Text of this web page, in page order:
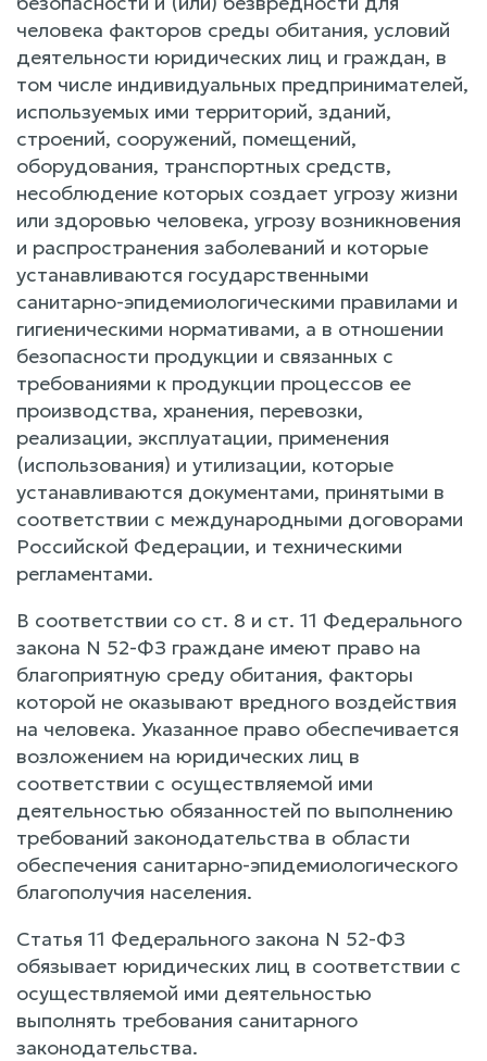
человека факторов среды обитания, условий
деятельности юридических лиц и граждан, в
том числе индивидуальных предпринимателей,
используемых ими территорий, зданий,
строений, сооружений, помещений,
оборудования, транспортных средств,
несоблюдение которых создает угрозу жизни
или здоровью человека, угрозу возникновения
и распространения заболеваний и которые
устанавливаются государственными
санитарно-эпидемиологическими правилами и
гигиеническими нормативами, а в отношении
безопасности продукции и связанных с
требованиями к продукции процессов ее
производства, хранения, перевозки,
реализации, эксплуатации, применения
(использования) и утилизации, которые
устанавливаются документами, принятыми в
соответствии с международными договорами
Российской Федерации, и техническими
регламентами.
В соответствии со ст. 8 и ст. 11 Федерального
закона N 52-ФЗ граждане имеют право на
благоприятную среду обитания, факторы
которой не оказывают вредного воздействия
на человека. Указанное право обеспечивается
возложением на юридических лиц в
соответствии с осуществляемой ими
деятельностью обязанностей по выполнению
требований законодательства в области
обеспечения санитарно-эпидемиологического
благополучия населения.
Статья 11 Федерального закона N 52-ФЗ
обязывает юридических лиц в соответствии с
осуществляемой ими деятельностью
выполнять требования санитарного
законодательства.